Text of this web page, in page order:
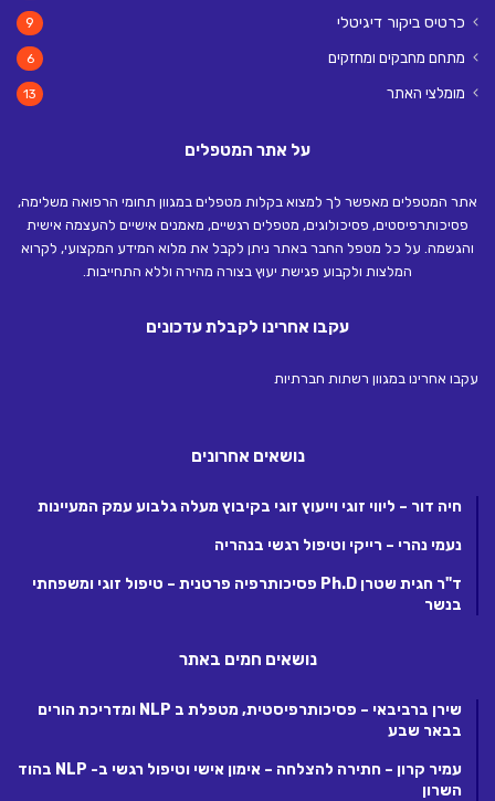
כרטיס ביקור דיגיטלי 9
מתחם מחבקים ומחזקים 6
מומלצי האתר 13
על אתר המטפלים
אתר המטפלים מאפשר לך למצוא בקלות מטפלים במגוון תחומי הרפואה משלימה,
פסיכותרפיסטים, פסיכולוגים, מטפלים רגשיים, מאמנים אישיים להעצמה אישית
והגשמה. על כל מטפל החבר באתר ניתן לקבל את מלוא המידע המקצועי, לקרוא
המלצות ולקבוע פגישת יעוץ בצורה מהירה וללא התחייבות.
עקבו אחרינו לקבלת עדכונים
עקבו אחרינו במגוון רשתות חברתיות
נושאים אחרונים
חיה דור – ליווי זוגי וייעוץ זוגי בקיבוץ מעלה גלבוע עמק המעיינות
נעמי נהרי – רייקי וטיפול רגשי בנהריה
ד"ר חגית שטרן Ph.D פסיכותרפיה פרטנית – טיפול זוגי ומשפחתי
בנשר
נושאים חמים באתר
שירן ברביבאי – פסיכותרפיסטית, מטפלת ב NLP ומדריכת הורים
בבאר שבע
עמיר קרון – חתירה להצלחה – אימון אישי וטיפול רגשי ב- NLP בהוד
השרון